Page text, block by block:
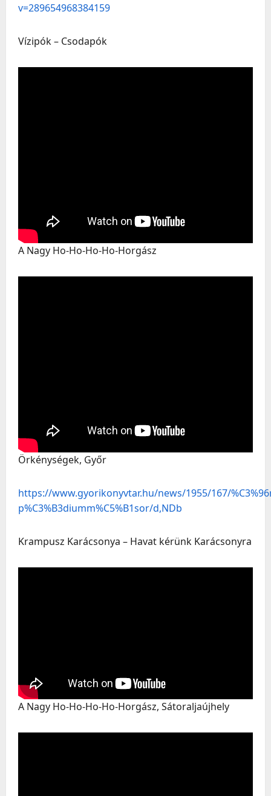
v=289654968384159
Vízipók – Csodapók
A Nagy Ho-Ho-Ho-Ho-Horgász
Örkénységek, Győr
https://www.gyorikonyvtar.hu/news/1955/167/
p%C3%B3diumm%C5%B1sor/d,NDb
Krampusz Karácsonya – Havat kérünk Karácsonyra
A Nagy Ho-Ho-Ho-Ho-Horgász, Sátoraljaújhely